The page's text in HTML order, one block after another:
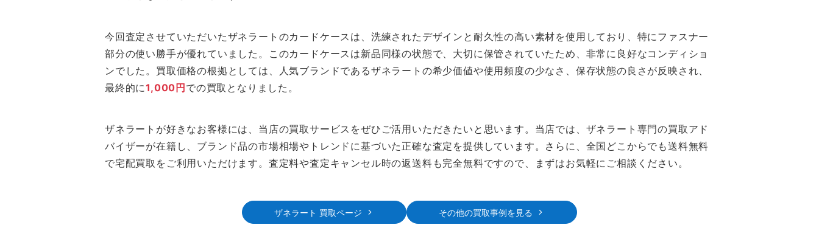
今回査定させていただいたザネラートのカードケースは、洗練されたデザインと耐久性の高い素材を使用しており、特にファスナー
部分の使い勝手が優れていました。このカードケースは新品同様の状態で、大切に保管されていたため、非常に良好なコンディショ
ンでした。買取価格の根拠としては、人気ブランドであるザネラートの希少価値や使用頻度の少なさ、保存状態の良さが反映され、
最終的に1,000円 での買取となりました。
ザネラートが好きなお客様には、当店の買取サービスをぜひご活用いただきたいと思います。当店では、ザネラート専門の買取アド
バイザーが在籍し、ブランド品の市場相場やトレンドに基づいた正確な査定を提供しています。さらに、全国どこからでも送料無料
で宅配買取をご利用いただけます。査定料や査定キャンセル時の返送料も完全無料ですので、まずはお気軽にご相談ください。
ザネラート 買取ページ その他の買取事例を見る